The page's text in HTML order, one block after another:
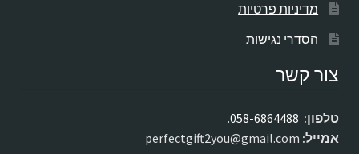
מדיניות פרטיות
הסדרי נגישות
צור קשר
טלפון: 058-6864488
.
אמייל: